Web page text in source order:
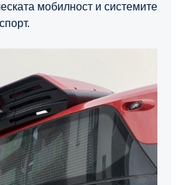
мобилност и системите